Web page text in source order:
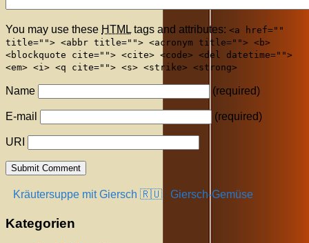
You may use these HTML tags and attributes: <a href=""
title=""> <abbr title=""> <acronym title=""> <b>
<blockquote cite=""> <cite> <code> <del datetime="">
<em> <i> <q cite=""> <s> <strike> <strong>
Name (required)
E-mail (required)
URI
Kräutersuppe mit Giersch 🇷🇺 Giersch-Gemüse
Kategorien